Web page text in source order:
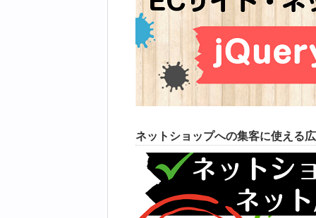
ネットショップへの集客に使える